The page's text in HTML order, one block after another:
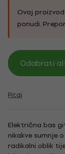
Ovaj
ponudi.
Odabrati
Pitaj
Električna bas
nikakve sumnje
radikalni oblik